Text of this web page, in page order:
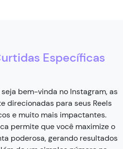
Específicas
bem-vinda no Instagram, as
direcionadas para seus Reels
e muito mais impactantes.
permite que você maximize o
poderosa, gerando resultados